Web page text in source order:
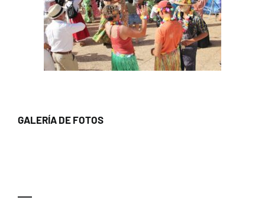
GALERÍA DE FOTOS
—